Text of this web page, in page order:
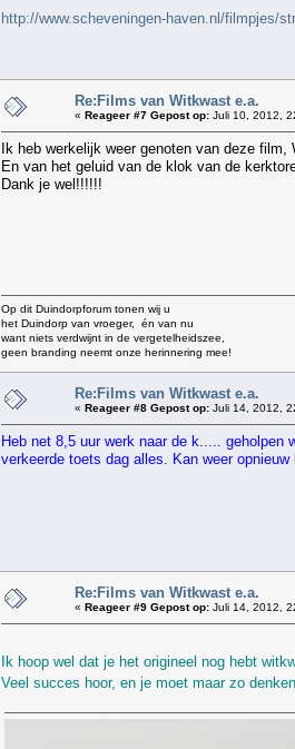
http://www.scheveningen-haven.nl/filmpjes/
Re:Films van Witkwast e.a.
« Reageer #7 Gepost op: Juli 10, 2012,
Ik heb werkelijk weer genoten van deze film,
En van het geluid van de klok van de
Dank je wel!!!!!!
Op dit Duindorpforum tonen wij u
het Duindorp van vroeger, én van nu
want niets verdwijnt in de vergetelheidszee,
geen branding neemt onze herinnering mee!
Re:Films van Witkwast e.a.
« Reageer #8 Gepost op: Juli 14, 2012,
Heb net 8,5 uur werk naar de k.....
verkeerde toets dag alles. Kan weer
Re:Films van Witkwast e.a.
« Reageer #9 Gepost op: Juli 14, 2012,
Ik hoop wel dat je het origineel nog hebt
Veel succes hoor, en je moet maar zo